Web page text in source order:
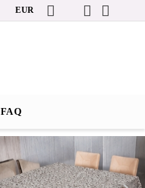
EUR
FAQ